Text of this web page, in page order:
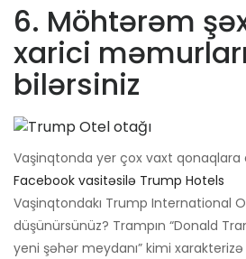
6. Möhtərəm
xarici
bilərsiniz
Vaşinqtonda yer çox vaxt qonaqlara
Facebook vasitəsilə Trump Hotels
Vaşinqtondakı Trump International
düşünürsünüz? Trampın “Donald
yeni şəhər meydanı” kimi